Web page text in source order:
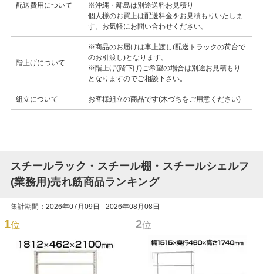
配送費用について
※沖縄・離島は別途送料お見積り
個人様のお買上は配送料金をお見積もりいたしま
す。お気軽にお問い合わせください。
階上げについて
※商品のお届けは車上渡し(配送トラックの荷台で
のお引渡し)となります。
※階上げ(階下げ)ご希望の場合は別途お見積もり
となりますのでご相談下さい。
組立について お客様組立の商品です(木づちをご用意ください)
スチールラック・スチール棚・スチールシェルフ
(業務用)売れ筋商品ランキング
集計期間：2026年07月09日 - 2026年08月08日
1位 2位